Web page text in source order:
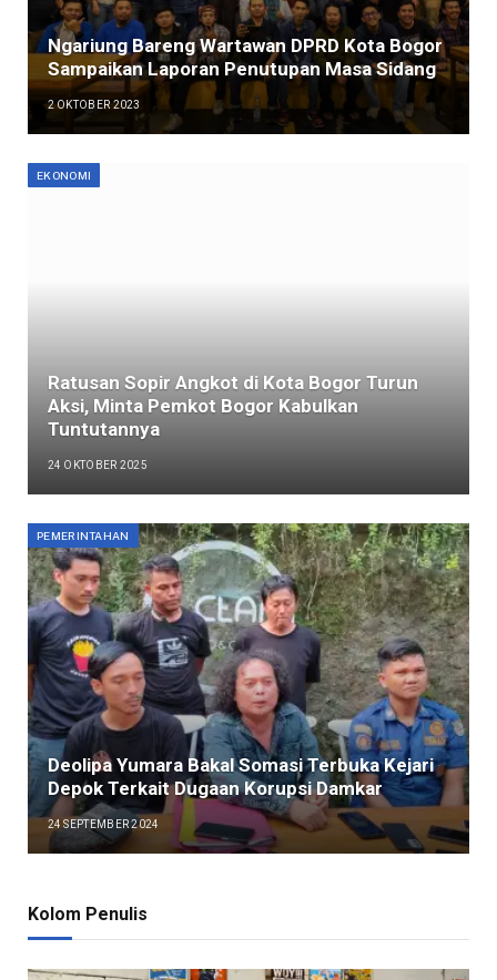
Ngariung Bareng Wartawan DPRD Kota Bogor
Sampaikan Laporan Penutupan Masa Sidang
2 OKTOBER 2023
EKONOMI
Ratusan Sopir Angkot di Kota Bogor Turun
Aksi, Minta Pemkot Bogor Kabulkan
Tuntutannya
24 OKTOBER 2025
PEMERINTAHAN
Deolipa Yumara Bakal Somasi Terbuka Kejari
Depok Terkait Dugaan Korupsi Damkar
24 SEPTEMBER 2024
Kolom Penulis